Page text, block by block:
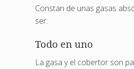
Constan de unas gasas
ser:
Todo en uno
La gasa y el cobertor son